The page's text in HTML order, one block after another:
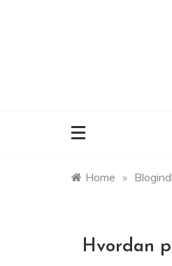
Home »
Hvordan